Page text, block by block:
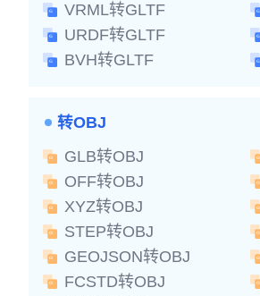
VRML转GLTF
URDF转GLTF
BVH转GLTF
转OBJ
GLB转OBJ
OFF转OBJ
XYZ转OBJ
STEP转OBJ
GEOJSON转OBJ
FCSTD转OBJ